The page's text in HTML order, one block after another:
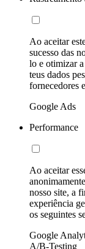
Ao aceitar
sucesso das
lo e otimizar
teus dados
fornecedores
Google Ads
Performance
Ao aceitar
nosso site, a
experiência
os seguintes
Google
A/B-Testing